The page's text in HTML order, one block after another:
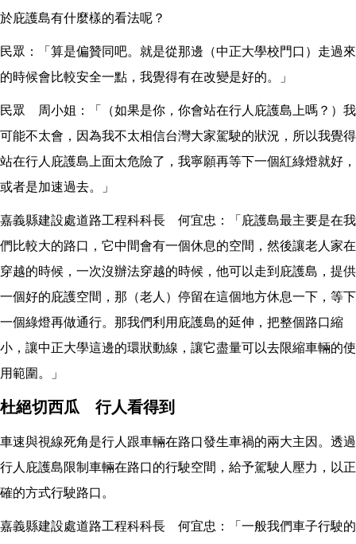
於庇護島有什麼樣的看法呢？
民眾：「算是偏贊同吧。就是從那邊（中正大學校門口）走過來
的時候會比較安全一點，我覺得有在改變是好的。」
民眾 周小姐：「（如果是你，你會站在行人庇護島上嗎？）我
可能不太會，因為我不太相信台灣大家駕駛的狀況，所以我覺得
站在行人庇護島上面太危險了，我寧願再等下一個紅綠燈就好，
或者是加速過去。」
嘉義縣建設處道路工程科科長 何宜忠：「庇護島最主要是在我
們比較大的路口，它中間會有一個休息的空間，然後讓老人家在
穿越的時候，一次沒辦法穿越的時候，他可以走到庇護島，提供
一個好的庇護空間，那（老人）停留在這個地方休息一下，等下
一個綠燈再做通行。那我們利用庇護島的延伸，把整個路口縮
小，讓中正大學這邊的環狀動線，讓它盡量可以去限縮車輛的使
用範圍。」
杜絕切西瓜 行人看得到
車速與視線死角是行人跟車輛在路口發生車禍的兩大主因。透過
行人庇護島限制車輛在路口的行駛空間，給予駕駛人壓力，以正
確的方式行駛路口。
嘉義縣建設處道路工程科科長 何宜忠：「一般我們車子行駛的